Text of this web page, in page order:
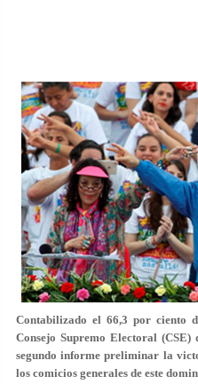
Contabilizado el 66,3 por ciento
Consejo Supremo Electoral
segundo informe preliminar la
los comicios generales de este